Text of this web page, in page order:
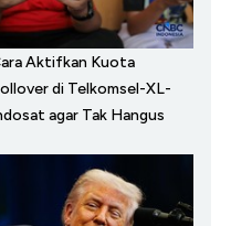
Aktifkan Kuota
di Telkomsel-XL-
agar Tak Hangus